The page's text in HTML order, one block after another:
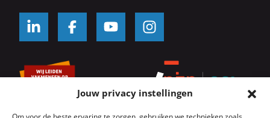
Jouw privacy instellingen